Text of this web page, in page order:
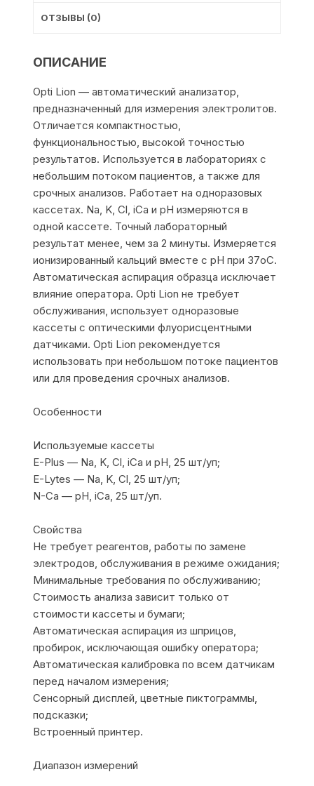
ОТЗЫВЫ (0)
ОПИСАНИЕ
Opti Lion — автоматический анализатор,
предназначенный для измерения электролитов.
Отличается компактностью,
функциональностью, высокой точностью
результатов. Используется в лабораториях с
небольшим потоком пациентов, а также для
срочных анализов. Работает на одноразовых
кассетах. Na, K, Cl, iCa и pH измеряются в
одной кассете. Точный лабораторный
результат менее, чем за 2 минуты. Измеряется
ионизированный кальций вместе с pH при 37oC.
Автоматическая аспирация образца исключает
влияние оператора. Opti Lion не требует
обслуживания, использует одноразовые
кассеты с оптическими флуорисцентными
датчиками. Opti Lion рекомендуется
использовать при небольшом потоке пациентов
или для проведения срочных анализов.
Особенности
Используемые кассеты
E-Plus — Na, K, Cl, iCa и pH, 25 шт/уп;
E-Lytes — Na, K, Cl, 25 шт/уп;
N-Ca — pH, iCa, 25 шт/уп.
Свойства
Не требует реагентов, работы по замене
электродов, обслуживания в режиме ожидания;
Минимальные требования по обслуживанию;
Стоимость анализа зависит только от
стоимости кассеты и бумаги;
Автоматическая аспирация из шприцов,
пробирок, исключающая ошибку оператора;
Автоматическая калибровка по всем датчикам
перед началом измерения;
Сенсорный дисплей, цветные пиктограммы,
подсказки;
Встроенный принтер.
Диапазон измерений